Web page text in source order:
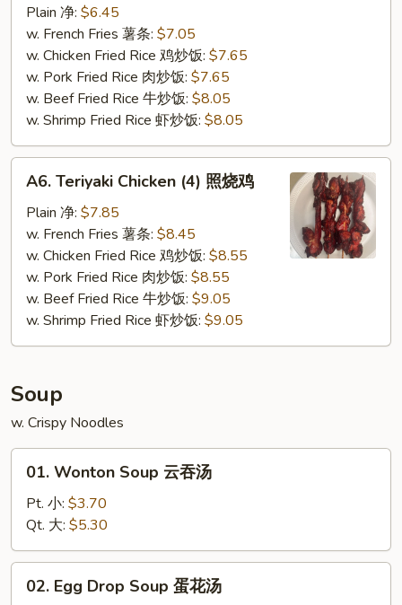
Nuggets
(10)
Plain 净: $6.45
w. French Fries 薯条: $7.05
w. Chicken Fried Rice 鸡炒饭: $7.65
w. Pork Fried Rice 肉炒饭: $7.65
w. Beef Fried Rice 牛炒饭: $8.05
w. Shrimp Fried Rice 虾炒饭: $8.05
Teriyaki
Chicken
(4)
A6. Teriyaki Chicken (4) 照烧鸡
Plain 净: $7.85
w. French Fries 薯条: $8.45
w. Chicken Fried Rice 鸡炒饭: $8.55
w. Pork Fried Rice 肉炒饭: $8.55
w. Beef Fried Rice 牛炒饭: $9.05
w. Shrimp Fried Rice 虾炒饭: $9.05
Soup
w. Crispy Noodles
Wonton
Soup
吞
汤
01. Wonton Soup 云吞汤
Pt. 小: $3.70
Qt. 大: $5.30
Egg02. Egg Drop Soup 蛋花汤